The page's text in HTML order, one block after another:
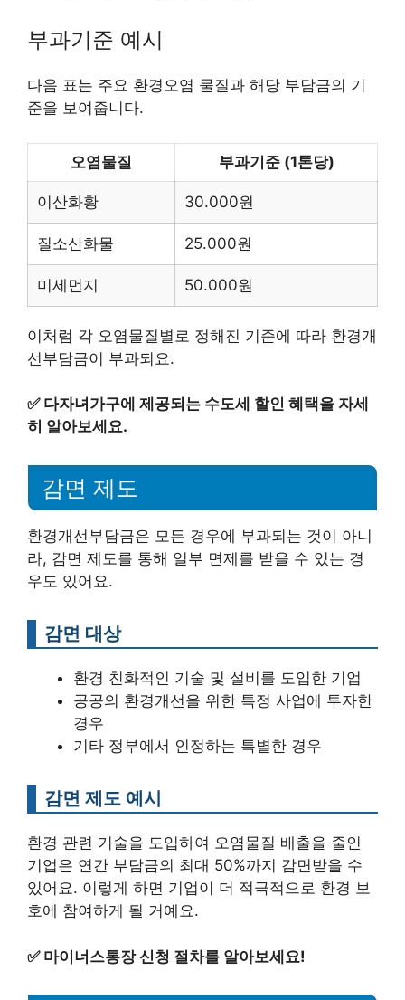
부과기준 예시
다음 표는 주요 환경오염 물질과 해당 부담금의 기
준을 보여줍니다.
오염물질 부과기준 (1톤당)
이산화황 30.000원
질소산화물 25.000원
미세먼지 50.000원
이처럼 각 오염물질별로 정해진 기준에 따라 환경개
선부담금이 부과되요.
✅ 다자녀가구에 제공되는 수도세 할인 혜택을 자세
히 알아보세요.
감면 제도
환경개선부담금은 모든 경우에 부과되는 것이 아니
라, 감면 제도를 통해 일부 면제를 받을 수 있는 경
우도 있어요.
감면 대상
환경 친화적인 기술 및 설비를 도입한 기업
공공의 환경개선을 위한 특정 사업에 투자한
경우
기타 정부에서 인정하는 특별한 경우
감면 제도 예시
환경 관련 기술을 도입하여 오염물질 배출을 줄인
기업은 연간 부담금의 최대 50%까지 감면받을 수
있어요. 이렇게 하면 기업이 더 적극적으로 환경 보
호에 참여하게 될 거예요.
✅ 마이너스통장 신청 절차를 알아보세요!